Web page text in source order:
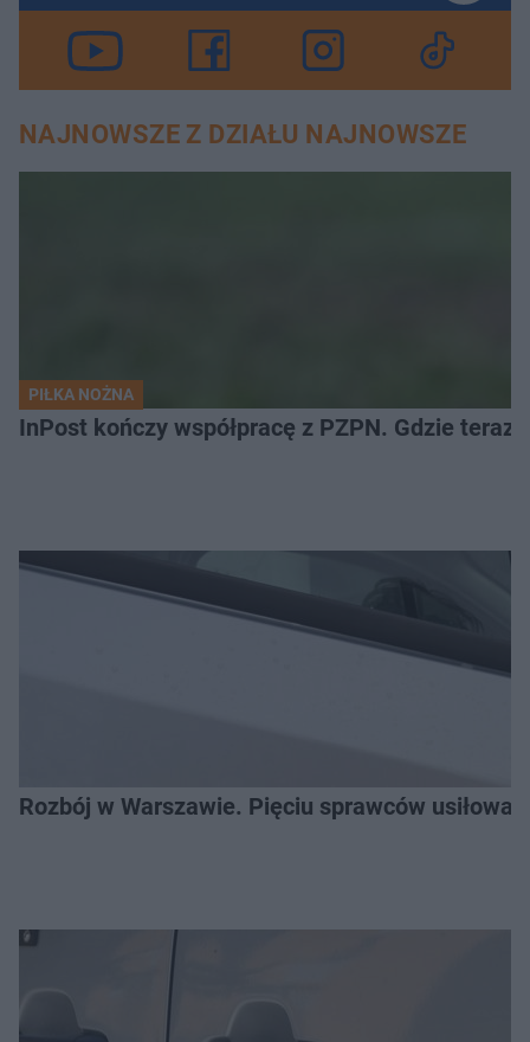
NAJNOWSZE Z DZIAŁU NAJNOWSZE
PIŁKA NOŻNA
InPost kończy współpracę z PZPN. Gdzie teraz
Rozbój w Warszawie. Pięciu sprawców